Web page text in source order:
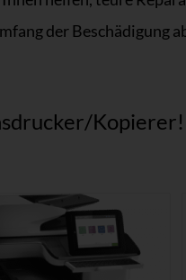
der
Kopierer!